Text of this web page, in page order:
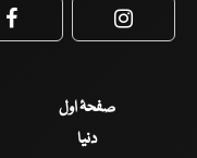
Facebook
صفحۂ اول
دنیا